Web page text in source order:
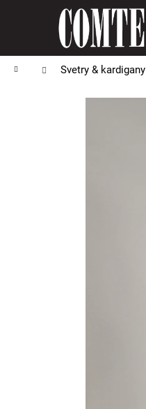
Domů Svetry & kardigany
Zpět
do
obchodu
Zpět
do
obchodu